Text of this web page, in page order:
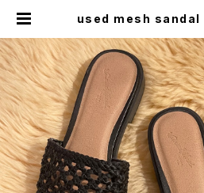
used mesh sandal |